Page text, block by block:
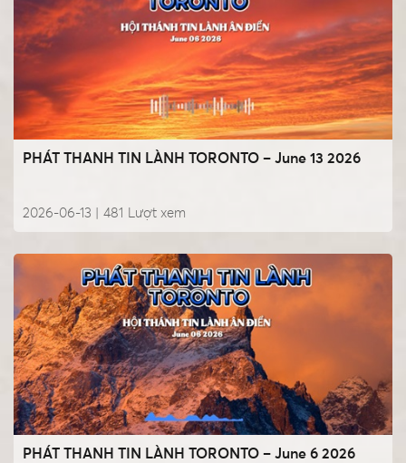
PHÁT THANH TIN LÀNH TORONTO – June 13 2026
2026-06-13 | Lượt xem
481
PHÁT THANH TIN LÀNH TORONTO – June 6 2026